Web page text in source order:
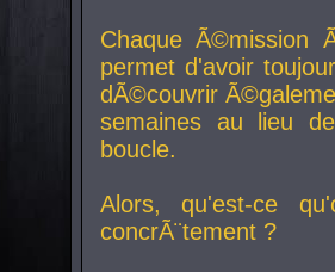
Chaque Ã©mission
permet d'avoir
dÃ©couvrir
semaines au lieu
boucle.
Alors, qu'est-ce
concrÃ¨tement ?